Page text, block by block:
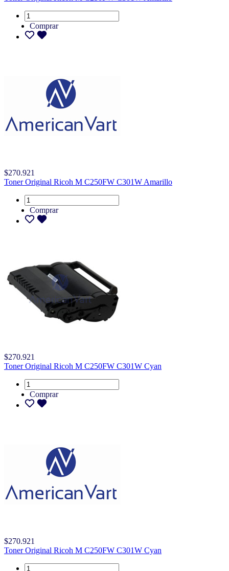
Comprar
$270.921
Toner Original Ricoh M C250FW C301W Amarillo
Comprar
$270.921
Toner Original Ricoh M C250FW C301W Cyan
Comprar
$270.921
Toner Original Ricoh M C250FW C301W Cyan